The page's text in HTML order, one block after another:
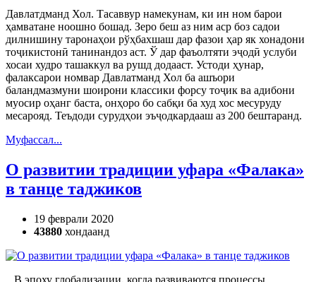
Давлатдманд Хол. Тасаввур намекунам, ки ин ном барои
ҳамватане ноошно бошад. Зеро беш аз ним аср боз садои
дилнишину таронаҳои рўҳбахшаш дар фазои ҳар як хонадони
тоҷикистонӣ танинандоз аст. Ў дар фаъолтяти эҷодӣ услуби
хосаи худро ташаккул ва рушд додааст. Устоди ҳунар,
фалаксарои номвар Давлатманд Хол ба ашъори
баландмазмуни шоирони классики форсу тоҷик ва адибони
муосир оҳанг баста, онҳоро бо сабқи ба худ хос месуруду
месарояд. Теъдоди сурудҳои эъҷодкардааш аз 200 бештаранд.
Муфассал...
О развитии традиции уфара «Фалака»
в танце таджиков
19 феврали 2020
43880 хондаанд
В эпоху глобализации, когда развиваются процессы